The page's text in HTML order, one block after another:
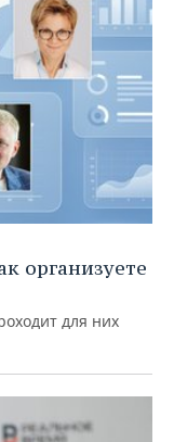
организуете
для них